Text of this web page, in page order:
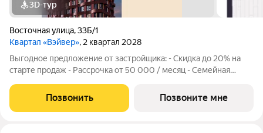
3D-тур
Восточная улица,33Б/1
Квартал «Вэйвер», 2 квартал 2028
Выгодное предложение от застройщика: - Скидка до 20% на
старте продаж - Рассрочка от 50 000 / месяц - Семейная
1-комнатной квартиры в Жилом квартале Вэйвер от
Девелоперской компании Люди,
Позвонить Позвоните мне